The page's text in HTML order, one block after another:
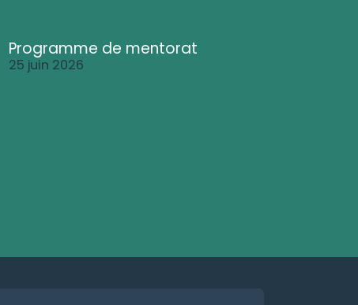
Programme de mentorat
25 juin 2026